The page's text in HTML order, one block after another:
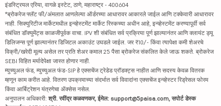
इंडस्ट्रियल एरिया, वागळे इस्टेट, ठाणे, महाराष्ट्र - 400604
*ब्रोकरेज फ्लॅट फी/अंमलात आणलेल्या ऑर्डरच्या आधारावर आकारले जाईल आणि टक्केवारी आधारावर
नाही. सिक्युरिटीज मार्केटमधील इन्व्हेस्टमेंट मार्केट रिस्कच्या अधीन आहे, इन्व्हेस्टमेंट करण्यापूर्वी सर्व
संबंधित डॉक्युमेंट्स काळजीपूर्वक वाचा. IPV शी संबंधित सर्व प्रक्रिया पूर्ण झाल्यानंतर आणि क्लायंट ड्यू
डिलिजन्स पूर्ण झाल्यानंतर डिजिटल अकाउंट उघडले जाईल. जर ₹10/- किंवा त्यापेक्षा कमी शेअरचे
विक्री/खरेदी मूल्य असेल तर प्रति शेअर कमाल 25 पैसा ब्रोकरेज संकलित केले जाऊ शकते. ब्रोकरेज
SEBI विहित मर्यादेपेक्षा जास्त होणार नाही.
म्युच्युअल फंड, म्युच्युअल फंड-SIP हे एक्सचेंज ट्रेडेड प्रॉडक्ट्स नाहीत आणि सदस्य केवळ वितरक
म्हणून काम करीत आहे. वितरण उपक्रमाच्या संदर्भात सर्व विवादांना एक्सचेंज इन्व्हेस्टर रिड्रेसल फोरम
किंवा आर्बिट्रेशन यंत्रणेचा ॲक्सेस नसेल.
अनुपालन अधिकारी: श्री. रवींद्र कळवणकर, ईमेल: support@5paisa.com, सपोर्ट डेस्क